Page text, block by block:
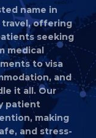
name in
travel, offering
seeking
medical
to visa
and
it all. Our
patient
making
and stress-